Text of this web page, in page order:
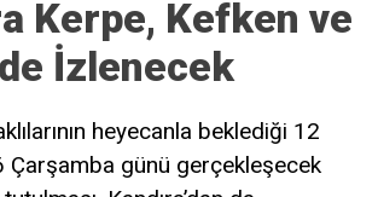
Kerpe, Kefken ve
İzlenecek
heyecanla beklediği 12
günü gerçekleşecek